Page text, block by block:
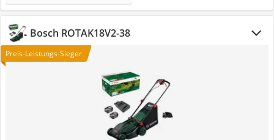
Bosch ROTAK18V2-38
Preis-Leistungs-Sieger